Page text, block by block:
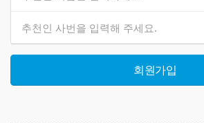
회원가입